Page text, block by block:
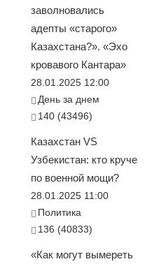
заволновались
адепты «старого»
Казахстана?». «Эхо
кровавого Кантара»
28.01.2025 12:00
День за днем
140 (43496)
Казахстан VS
Узбекистан: кто круче
по военной мощи?
28.01.2025 11:00
Политика
136 (40833)
«Как могут вымереть